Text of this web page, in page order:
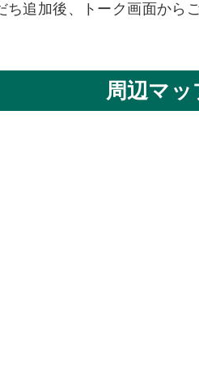
ち追加後、トーク画面から
周辺マッ